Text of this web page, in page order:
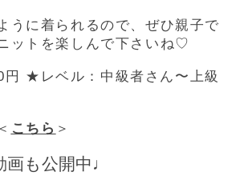
うに着られるので、ぜひ親子で
ットを楽しんで下さいね♡
★レベル：中級者さん〜上級
こちら ＞
も公開中♩